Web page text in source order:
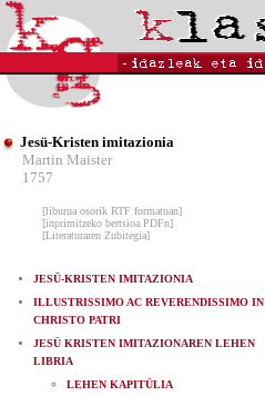
Jesü-Kristen imitazionia
Martin Maister
1757
[liburua osorik RTF formatuan]
[inprimitzeko bertsioa PDFn]
[Literaturaren Zubitegia]
JESÜ-KRISTEN IMITAZIONIA
ILLUSTRISSIMO AC REVERENDISSIMO IN
CHRISTO PATRI
JESÜ KRISTEN IMITAZIONAREN LEHEN
LIBRIA
LEHEN KAPITÜLIA